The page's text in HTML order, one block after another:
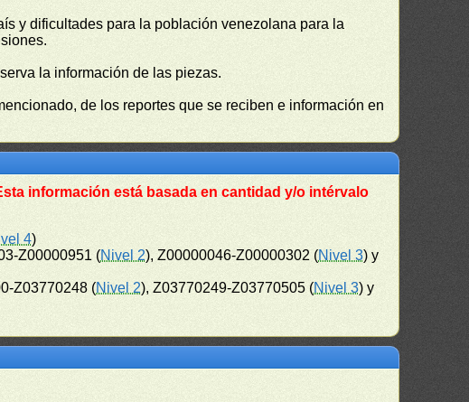
y dificultades para la población venezolana para la
la información de las piezas.
de los reportes que se reciben e información en
información está basada en cantidad y/o intérvalo
4)
Z00000951 (Nivel 2), Z00000046-Z00000302 (Nivel 3) y
Z03770248 (Nivel 2), Z03770249-Z03770505 (Nivel 3) y